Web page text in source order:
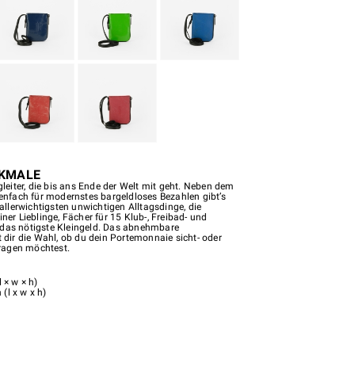
die bis ans Ende der Welt mit geht. Neben dem
für modernstes bargeldloses Bezahlen gibt’s
unwichtigen Alltagsdinge, die
Lieblinge, Fächer für 15 Klub-, Freibad- und
nötigste Kleingeld. Das abnehmbare
die Wahl, ob du dein Portemonnaie sicht- oder
möchtest.
× w × h)
(l x w x h)